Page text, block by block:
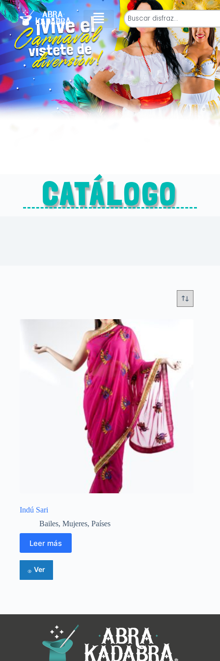
CATÁLOGO
Indú Sari
Bailes, Mujeres, Países
Leer más
Ver